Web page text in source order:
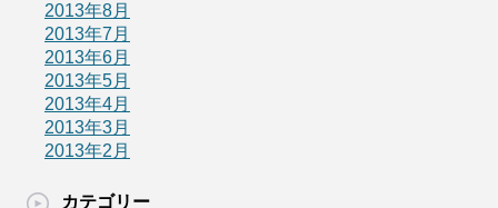
2013年8月
2013年7月
2013年6月
2013年5月
2013年4月
2013年3月
2013年2月
カテゴリー